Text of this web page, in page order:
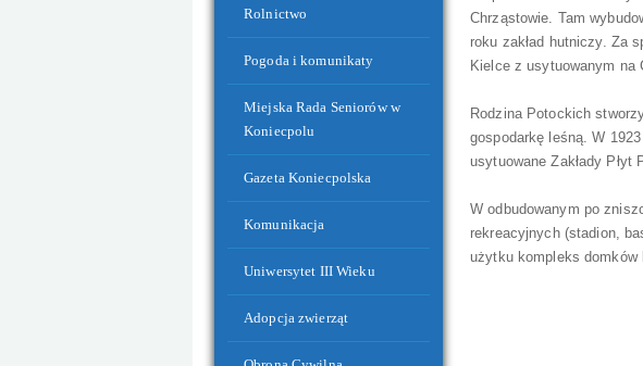
Symbole narodowe i gminne w budynku UMiG Koniecpol
Rolnictwo
Pogoda i komunikaty
Miejska Rada Seniorów w
Koniecpolu
Gazeta Koniecpolska
Komunikacja
Uniwersytet III Wieku
Adopcja zwierząt
Chrząstowie. Tam
roku zakład hutniczy. Za
Kielce z usytuowanym na
Rodzina Potockich
gospodarkę leśną. W
usytuowane Zakłady Płyt
W odbudowanym po
rekreacyjnych (stadion,
użytku kompleks